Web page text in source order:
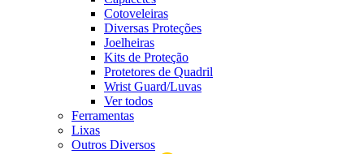
Cotoveleiras
Diversas Proteções
Joelheiras
Kits de Proteção
Protetores de Quadril
Wrist Guard/Luvas
Ver todos
Ferramentas
Lixas
Outros Diversos